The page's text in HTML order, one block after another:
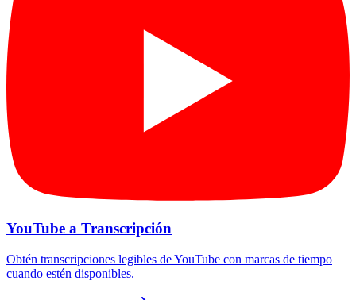
YouTube a Transcripción
Obtén transcripciones legibles de YouTube con marcas de tiempo
cuando estén disponibles.